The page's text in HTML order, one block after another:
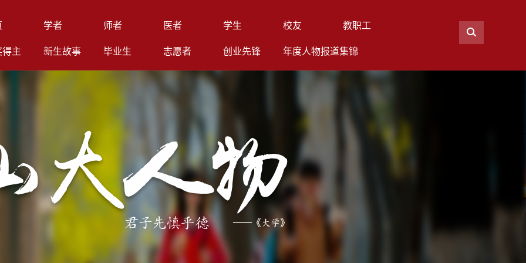
学者 师者 医者 学生 校友 教职工
得主 新生故事 毕业生 志愿者 创业先锋 年度人物报道集锦